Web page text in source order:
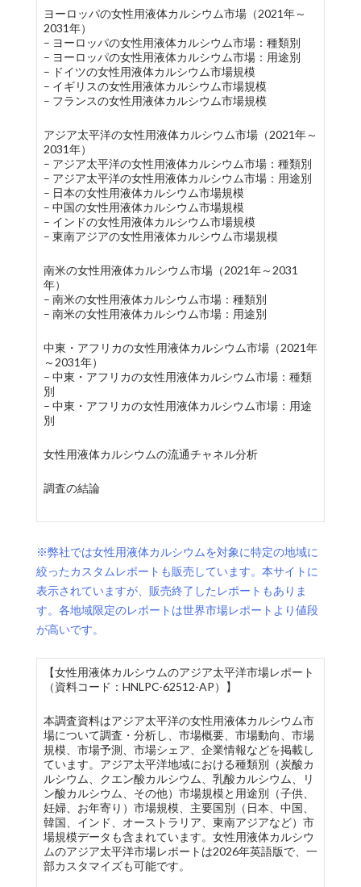
ヨーロッパの女性用液体カルシウム市場（2021年～
2031年）
– ヨーロッパの女性用液体カルシウム市場：種類別
– ヨーロッパの女性用液体カルシウム市場：用途別
– ドイツの女性用液体カルシウム市場規模
– イギリスの女性用液体カルシウム市場規模
– フランスの女性用液体カルシウム市場規模
アジア太平洋の女性用液体カルシウム市場（2021年～
2031年）
– アジア太平洋の女性用液体カルシウム市場：種類別
– アジア太平洋の女性用液体カルシウム市場：用途別
– 日本の女性用液体カルシウム市場規模
– 中国の女性用液体カルシウム市場規模
– インドの女性用液体カルシウム市場規模
– 東南アジアの女性用液体カルシウム市場規模
南米の女性用液体カルシウム市場（2021年～2031
年）
– 南米の女性用液体カルシウム市場：種類別
– 南米の女性用液体カルシウム市場：用途別
中東・アフリカの女性用液体カルシウム市場（2021年
～2031年）
– 中東・アフリカの女性用液体カルシウム市場：種類
別
– 中東・アフリカの女性用液体カルシウム市場：用途
別
女性用液体カルシウムの流通チャネル分析
調査の結論
※弊社では女性用液体カルシウムを対象に特定の地域に
絞ったカスタムレポートも販売しています。本サイトに
表示されていますが、販売終了したレポートもありま
す。各地域限定のレポートは世界市場レポートより値段
が高いです。
【女性用液体カルシウムのアジア太平洋市場レポート
（資料コード：HNLPC-62512-AP）】
本調査資料はアジア太平洋の女性用液体カルシウム市
場について調査・分析し、市場概要、市場動向、市場
規模、市場予測、市場シェア、企業情報などを掲載し
ています。アジア太平洋地域における種類別（炭酸カ
ルシウム、クエン酸カルシウム、乳酸カルシウム、リ
ン酸カルシウム、その他）市場規模と用途別（子供、
妊婦、お年寄り）市場規模、主要国別（日本、中国、
韓国、インド、オーストラリア、東南アジアなど）市
場規模データも含まれています。女性用液体カルシウ
ムのアジア太平洋市場レポートは2026年英語版で、一
部カスタマイズも可能です。